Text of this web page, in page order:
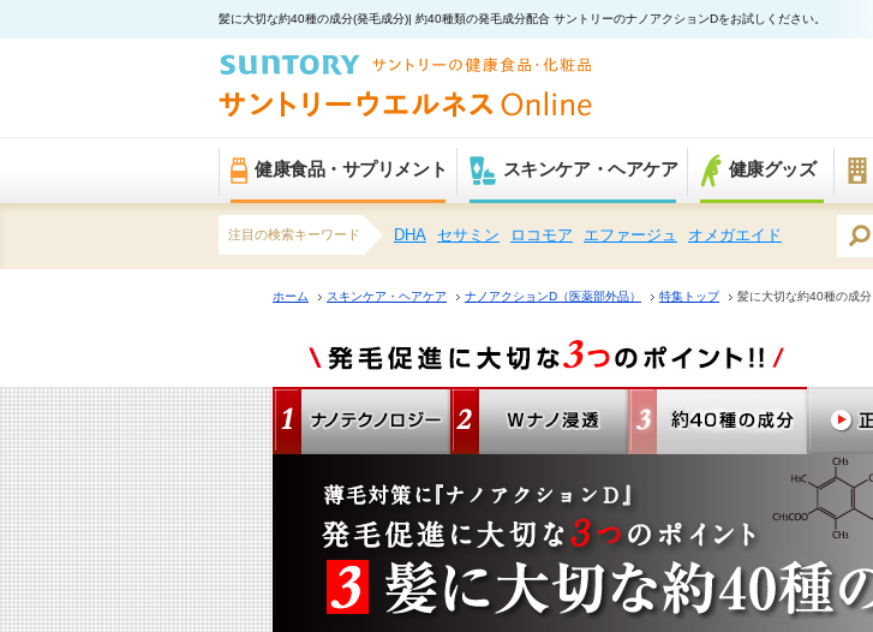
髪に大切な約40種の成分(発毛成分)| 約40種類の発毛成分配合 サントリーのナノアクションDをお試しください。
健康食品・サプリメント スキンケア・ヘアケア 健康グッズ
注目の検索キーワード DHA セサミン ロコモア エファージュ オメガエイド
ホーム スキンケア・ヘアケア ナノアクションD（医薬部外品） 特集トップ 髪に大切な約40種の成分